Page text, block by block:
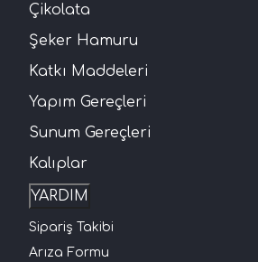
Çikolata
Şeker Hamuru
Katkı Maddeleri
Yapım Gereçleri
Sunum Gereçleri
Kalıplar
YARDIM
Sipariş Takibi
Arıza Formu